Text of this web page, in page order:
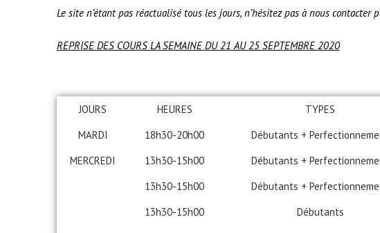
Le site n’étant pas réactualisé tous les jours, n’hésitez pas à nous
REPRISE DES COURS LA SEMAINE DU 21 AU 25 SEPTEMBRE 2020
JOURS HEURES TYPES
MARDI
18h30-20h00 Débutants +
MERCREDI
13h30-15h00 Débutants +
13h30-15h00
Débutants +
13h30-15h00
Débutants